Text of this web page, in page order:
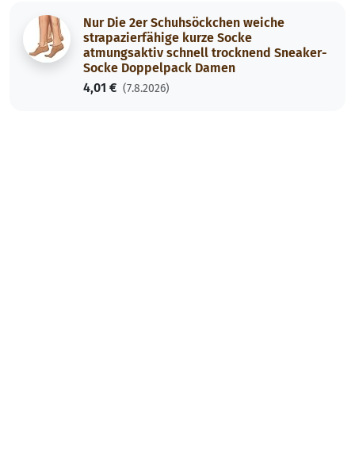
Nur Die 2er Schuhsöckchen weiche
strapazierfähige kurze Socke
atmungsaktiv schnell trocknend Sneaker-
Socke Doppelpack Damen
4,01 € (7.8.2026)